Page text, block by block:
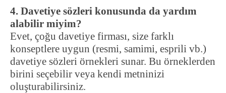
4. Davetiye sözleri konusunda da yardım
alabilir miyim?
Evet, çoğu davetiye firması, size farklı
konseptlere uygun (resmi, samimi, esprili vb.)
davetiye sözleri örnekleri sunar. Bu örneklerden
birini seçebilir veya kendi metninizi
oluşturabilirsiniz.